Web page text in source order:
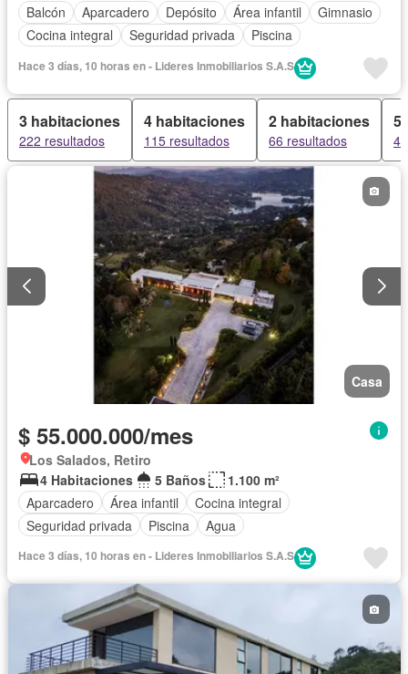
Balcón
Aparcadero Depósito Área infantil
Gimnasio
Cocina integral
Seguridad privada Piscina
Hace 3 días, 10 horas en - Lideres Inmobiliarios S.A.S
3 habitaciones
222 resultados
4 habitaciones
115 resultados
2 habitaciones
66 resultados
5
Casa
$ 55.000.000/mes
Los Salados, Retiro
4 Habitaciones
5 Baños
1.100 m²
Aparcadero
Área infantil
Cocina integral
Seguridad privada
Piscina Agua
Hace 3 días, 10 horas en - Lideres Inmobiliarios S.A.S